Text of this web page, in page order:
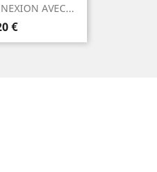
AVEC...
€